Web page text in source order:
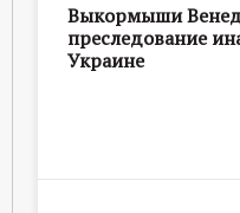
Выкормыши
преследование
Украине